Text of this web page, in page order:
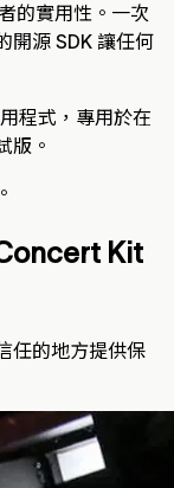
的實用性。一次
開源 SDK 讓任何
程式，專用於在
版。
。
Kit
任的地方提供保